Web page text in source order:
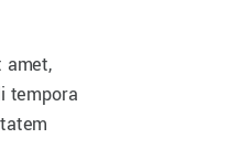
amet,
tempora